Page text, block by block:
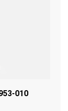
010